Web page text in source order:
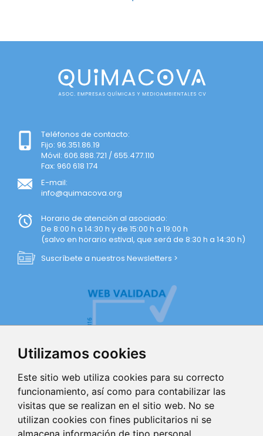
Utilizamos cookies
Este sitio web utiliza cookies para su correcto
funcionamiento, así como para contabilizar las
visitas que se realizan en el sitio web. No se
utilizan cookies con fines publicitarios ni se
almacena información de tipo personal.
Teléfonos de contacto:
Fijo: 96.351.86.19
Móvil: 606.888.721 / 655.477.110
Fax: 960 618 174
E-mail:
info@quimacova.org
Horario de atención al asociado:
De 8:00 h a 14:30 h y de 15:00 h a 19:00 h
(salvo en horario estival, que será de 8:30 h a 14:30 h)
Suscríbete a nuestros Newsletters >
AVISO LEGAL